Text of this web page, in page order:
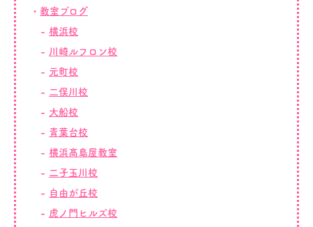
教室ブログ
横浜校
川崎ルフロン校
元町校
二俣川校
大船校
青葉台校
横浜髙島屋教室
二子玉川校
自由が丘校
虎ノ門ヒルズ校